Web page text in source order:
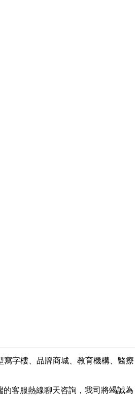
字樓、品牌商城、教育機構、醫療
的客服熱線聊天咨詢，我司將竭誠為